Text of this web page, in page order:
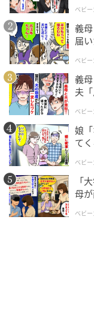
いくら親孝行の
引に進めてはいけ
互いが気持ちを理
持ちを無視して
となりました。
※本記事は、実際
取材対象者の個
変更を加えながら
著者：ライター
材班
ベビーカレンダー
ベビ
義
届
ベビ
義
夫
ベビ
娘
て
ベビ
「
母
ベビ